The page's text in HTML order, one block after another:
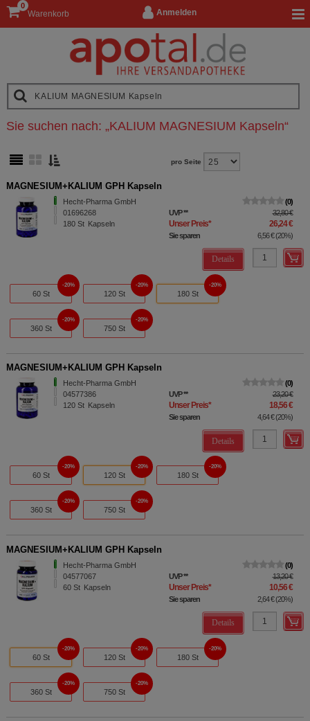
Anmelden
Warenkorb
0
Sie suchen nach: „KALIUM MAGNESIUM Kapseln“
pro Seite
MAGNESIUM+KALIUM GPH Kapseln
Hecht-Pharma GmbH
01696268
180 St Kapseln
0
UVP** 32,80 €
Unser Preis* 26,24 €
Sie sparen 6,56 €(20%)
Details
60 St
20%
120 St
20%
180 St
20%
360 St
20%
750 St
20%
MAGNESIUM+KALIUM GPH Kapseln
Hecht-Pharma GmbH
04577386
120 St Kapseln
0
UVP** 23,20 €
Unser Preis* 18,56 €
Sie sparen 4,64 €(20%)
Details
60 St
20%
120 St
20%
180 St
20%
360 St
20%
750 St
20%
MAGNESIUM+KALIUM GPH Kapseln
Hecht-Pharma GmbH
04577067
60 St Kapseln
0
UVP** 13,20 €
Unser Preis* 10,56 €
Sie sparen 2,64 €(20%)
Details
60 St
20%
120 St
20%
180 St
20%
360 St
20%
750 St
20%